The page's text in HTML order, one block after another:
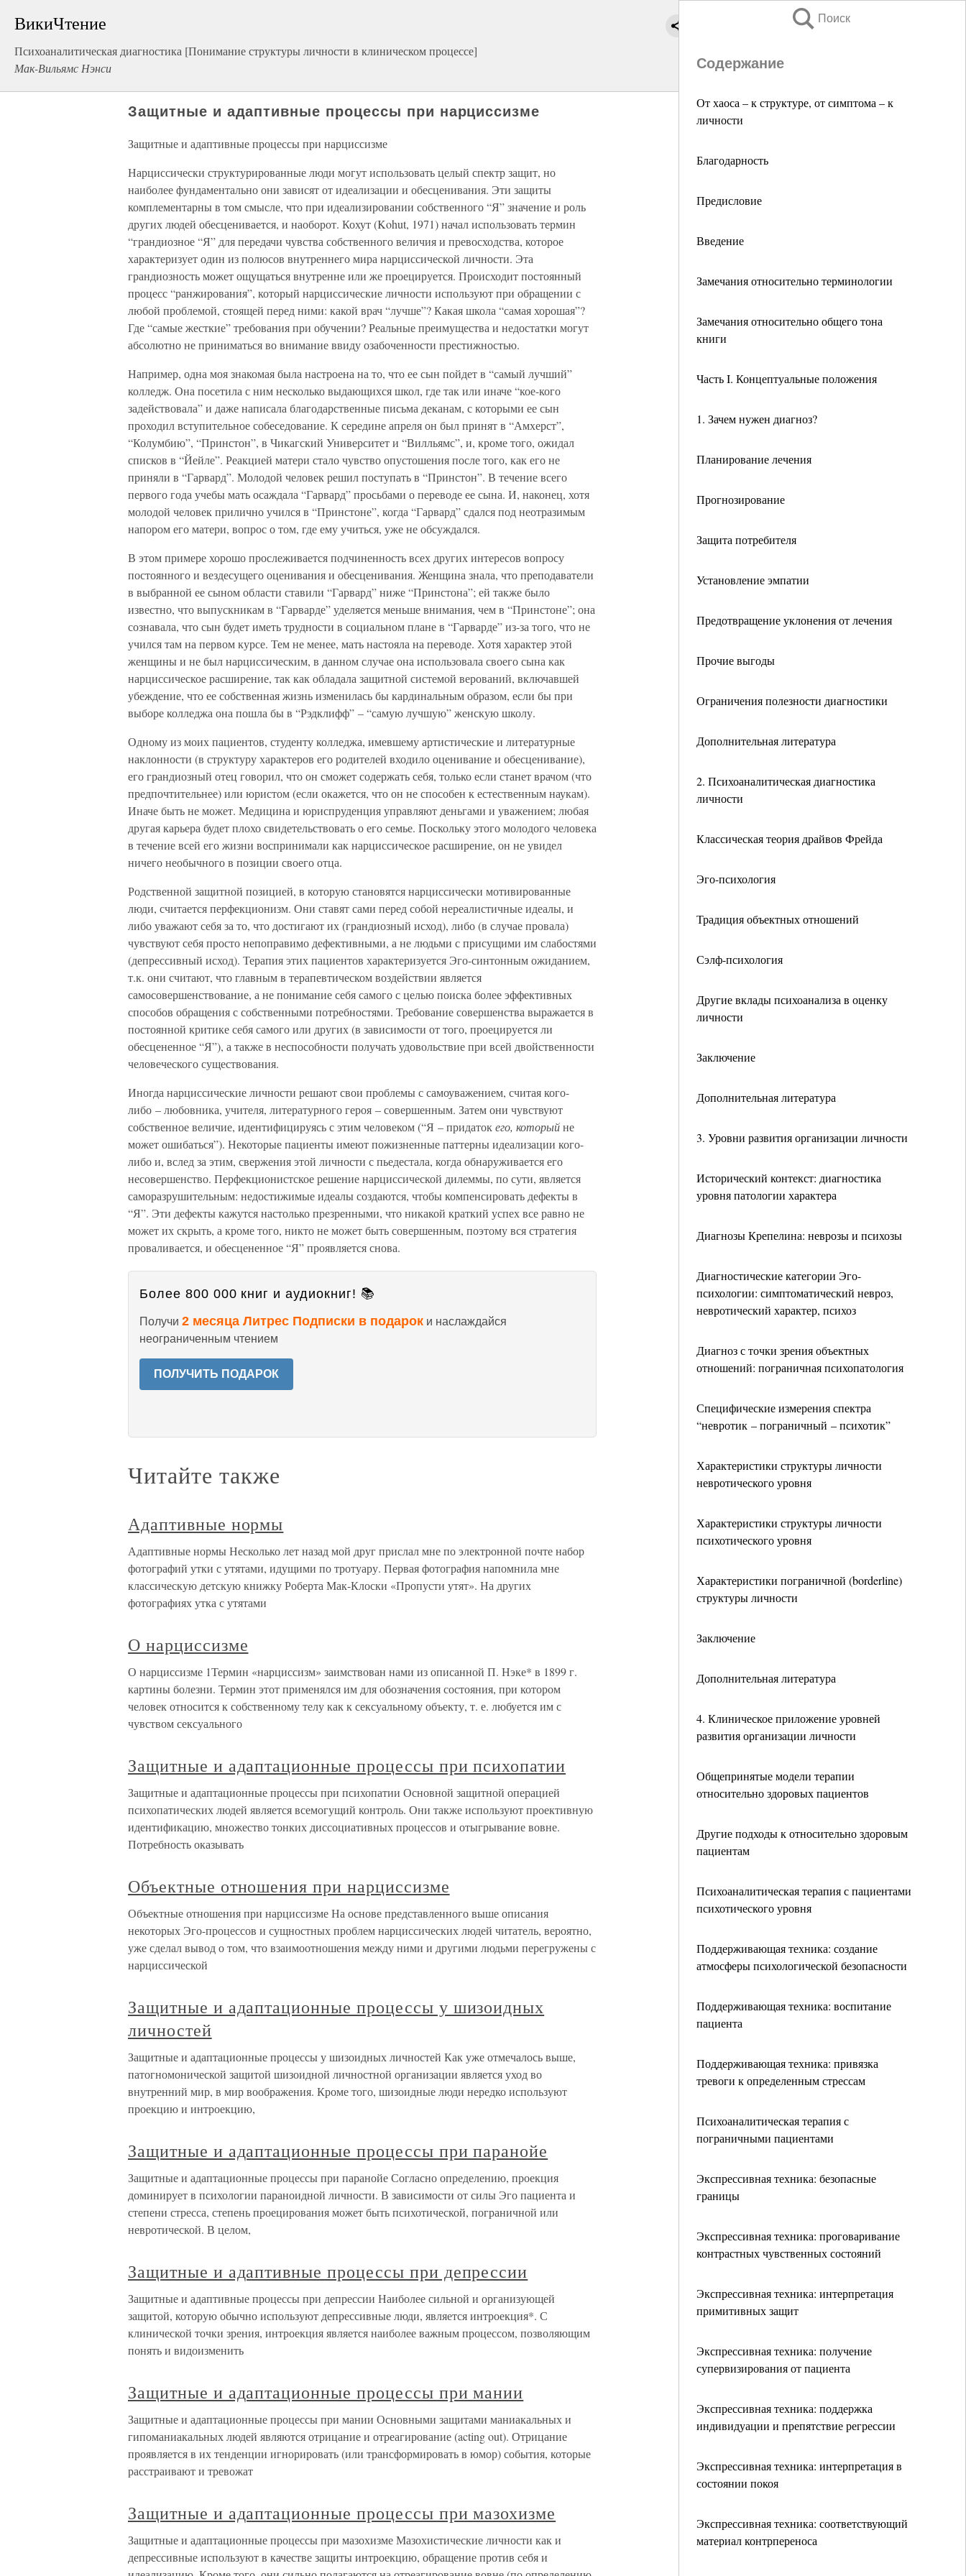
ВикиЧтение
Психоаналитическая диагностика [Понимание структуры личности в клиническом процессе]
Мак-Вильямс Нэнси
Поиск
Содержание
От хаоса – к структуре, от симптома – к
личности
Благодарность
Предисловие
Введение
Замечания относительно терминологии
Замечания относительно общего тона
книги
Часть I. Концептуальные положения
1. Зачем нужен диагноз?
Планирование лечения
Прогнозирование
Защита потребителя
Установление эмпатии
Предотвращение уклонения от лечения
Прочие выгоды
Ограничения полезности диагностики
Дополнительная литература
2. Психоаналитическая диагностика
личности
Классическая теория драйвов Фрейда
Эго-психология
Традиция объектных отношений
Сэлф-психология
Другие вклады психоанализа в оценку
личности
Заключение
Дополнительная литература
3. Уровни развития организации личности
Исторический контекст: диагностика
уровня патологии характера
Диагнозы Крепелина: неврозы и психозы
Диагностические категории Эго-
психологии: симптоматический невроз,
невротический характер, психоз
Диагноз с точки зрения объектных
отношений: пограничная психопатология
Специфические измерения спектра
“невротик – пограничный – психотик”
Характеристики структуры личности
невротического уровня
Характеристики структуры личности
психотического уровня
Характеристики пограничной (borderline)
структуры личности
Заключение
Дополнительная литература
4. Клиническое приложение уровней
развития организации личности
Общепринятые модели терапии
относительно здоровых пациентов
Другие подходы к относительно здоровым
пациентам
Психоаналитическая терапия с пациентами
психотического уровня
Поддерживающая техника: создание
атмосферы психологической безопасности
Поддерживающая техника: воспитание
пациента
Поддерживающая техника: привязка
тревоги к определенным стрессам
Психоаналитическая терапия с
пограничными пациентами
Экспрессивная техника: безопасные
границы
Экспрессивная техника: проговаривание
контрастных чувственных состояний
Экспрессивная техника: интерпретация
примитивных защит
Экспрессивная техника: получение
супервизирования от пациента
Экспрессивная техника: поддержка
индивидуации и препятствие регрессии
Экспрессивная техника: интерпретация в
состоянии покоя
Экспрессивная техника: соответствующий
материал контрпереноса
Защитные и адаптивные процессы при нарциссизме
Защитные и адаптивные процессы при нарциссизме
Нарциссически структурированные люди могут использовать целый спектр защит, но
наиболее фундаментально они зависят от идеализации и обесценивания. Эти защиты
комплементарны в том смысле, что при идеализировании собственного “Я” значение и роль
других людей обесценивается, и наоборот. Кохут (Kohut, 1971) начал использовать термин
“грандиозное “Я” для передачи чувства собственного величия и превосходства, которое
характеризует один из полюсов внутреннего мира нарциссической личности. Эта
грандиозность может ощущаться внутренне или же проецируется. Происходит постоянный
процесс “ранжирования”, который нарциссические личности используют при обращении с
любой проблемой, стоящей перед ними: какой врач “лучше”? Какая школа “самая хорошая”?
Где “самые жесткие” требования при обучении? Реальные преимущества и недостатки могут
абсолютно не приниматься во внимание ввиду озабоченности престижностью.
Например, одна моя знакомая была настроена на то, что ее сын пойдет в “самый лучший”
колледж. Она посетила с ним несколько выдающихся школ, где так или иначе “кое-кого
задействовала” и даже написала благодарственные письма деканам, с которыми ее сын
проходил вступительное собеседование. К середине апреля он был принят в “Амхерст”,
“Колумбию”, “Принстон”, в Чикагский Университет и “Вилльямс”, и, кроме того, ожидал
списков в “Йейле”. Реакцией матери стало чувство опустошения после того, как его не
приняли в “Гарвард”. Молодой человек решил поступать в “Принстон”. В течение всего
первого года учебы мать осаждала “Гарвард” просьбами о переводе ее сына. И, наконец, хотя
молодой человек прилично учился в “Принстоне”, когда “Гарвард” сдался под неотразимым
напором его матери, вопрос о том, где ему учиться, уже не обсуждался.
В этом примере хорошо прослеживается подчиненность всех других интересов вопросу
постоянного и вездесущего оценивания и обесценивания. Женщина знала, что преподаватели
в выбранной ее сыном области ставили “Гарвард” ниже “Принстона”; ей также было
известно, что выпускникам в “Гарварде” уделяется меньше внимания, чем в “Принстоне”; она
сознавала, что сын будет иметь трудности в социальном плане в “Гарварде” из-за того, что не
учился там на первом курсе. Тем не менее, мать настояла на переводе. Хотя характер этой
женщины и не был нарциссическим, в данном случае она использовала своего сына как
нарциссическое расширение, так как обладала защитной системой верований, включавшей
убеждение, что ее собственная жизнь изменилась бы кардинальным образом, если бы при
выборе колледжа она пошла бы в “Рэдклифф” – “самую лучшую” женскую школу.
Одному из моих пациентов, студенту колледжа, имевшему артистические и литературные
наклонности (в структуру характеров его родителей входило оценивание и обесценивание),
его грандиозный отец говорил, что он сможет содержать себя, только если станет врачом (что
предпочтительнее) или юристом (если окажется, что он не способен к естественным наукам).
Иначе быть не может. Медицина и юриспруденция управляют деньгами и уважением; любая
другая карьера будет плохо свидетельствовать о его семье. Поскольку этого молодого человека
в течение всей его жизни воспринимали как нарциссическое расширение, он не увидел
ничего необычного в позиции своего отца.
Родственной защитной позицией, в которую становятся нарциссически мотивированные
люди, считается перфекционизм. Они ставят сами перед собой нереалистичные идеалы, и
либо уважают себя за то, что достигают их (грандиозный исход), либо (в случае провала)
чувствуют себя просто непоправимо дефективными, а не людьми с присущими им слабостями
(депрессивный исход). Терапия этих пациентов характеризуется Эго-синтонным ожиданием,
т.к. они считают, что главным в терапевтическом воздействии является
самосовершенствование, а не понимание себя самого с целью поиска более эффективных
способов обращения с собственными потребностями. Требование совершенства выражается в
постоянной критике себя самого или других (в зависимости от того, проецируется ли
обесцененное “Я”), а также в неспособности получать удовольствие при всей двойственности
человеческого существования.
Иногда нарциссические личности решают свои проблемы с самоуважением, считая кого-
либо – любовника, учителя, литературного героя – совершенным. Затем они чувствуют
собственное величие, идентифицируясь с этим человеком (“Я – придатокего, которыйне
может ошибаться”). Некоторые пациенты имеют пожизненные паттерны идеализации кого-
либо и, вслед за этим, свержения этой личности с пьедестала, когда обнаруживается его
несовершенство. Перфекционистское решение нарциссической дилеммы, по сути, является
саморазрушительным: недостижимые идеалы создаются, чтобы компенсировать дефекты в
“Я”. Эти дефекты кажутся настолько презренными, что никакой краткий успех все равно не
может их скрыть, а кроме того, никто не может быть совершенным, поэтому вся стратегия
проваливается, и обесцененное “Я” проявляется снова.
Более 800 000 книг и аудиокниг! 📚
Получи 2 месяца Литрес Подписки в подарок и наслаждайся
неограниченным чтением
ПОЛУЧИТЬ ПОДАРОК
Читайте также
Адаптивные нормы
Адаптивные нормы Несколько лет назад мой друг прислал мне по электронной почте набор
фотографий утки с утятами, идущими по тротуару. Первая фотография напомнила мне
классическую детскую книжку Роберта Мак-Клоски «Пропусти утят». На других
фотографиях утка с утятами
О нарциссизме
О нарциссизме 1Термин «нарциссизм» заимствован нами из описанной П. Нэке* в 1899 г.
картины болезни. Термин этот применялся им для обозначения состояния, при котором
человек относится к собственному телу как к сексуальному объекту, т. е. любуется им с
чувством сексуального
Защитные и адаптационные процессы при психопатии
Защитные и адаптационные процессы при психопатии Основной защитной операцией
психопатических людей является всемогущий контроль. Они также используют проективную
идентификацию, множество тонких диссоциативных процессов и отыгрывание вовне.
Потребность оказывать
Объектные отношения при нарциссизме
Объектные отношения при нарциссизме На основе представленного выше описания
некоторых Эго-процессов и сущностных проблем нарциссических людей читатель, вероятно,
уже сделал вывод о том, что взаимоотношения между ними и другими людьми перегружены с
нарциссической
Защитные и адаптационные процессы у шизоидных
личностей
Защитные и адаптационные процессы у шизоидных личностей Как уже отмечалось выше,
патогномонической защитой шизоидной личностной организации является уход во
внутренний мир, в мир воображения. Кроме того, шизоидные люди нередко используют
проекцию и интроекцию,
Защитные и адаптационные процессы при паранойе
Защитные и адаптационные процессы при паранойе Согласно определению, проекция
доминирует в психологии параноидной личности. В зависимости от силы Эго пациента и
степени стресса, степень проецирования может быть психотической, пограничной или
невротической. В целом,
Защитные и адаптивные процессы при депрессии
Защитные и адаптивные процессы при депрессии Наиболее сильной и организующей
защитой, которую обычно используют депрессивные люди, является интроекция*. С
клинической точки зрения, интроекция является наиболее важным процессом, позволяющим
понять и видоизменить
Защитные и адаптационные процессы при мании
Защитные и адаптационные процессы при мании Основными защитами маниакальных и
гипоманиакальных людей являются отрицание и отреагирование (acting out). Отрицание
проявляется в их тенденции игнорировать (или трансформировать в юмор) события, которые
расстраивают и тревожат
Защитные и адаптационные процессы при мазохизме
Защитные и адаптационные процессы при мазохизме Мазохистические личности как и
депрессивные используют в качестве защиты интроекцию, обращение против себя и